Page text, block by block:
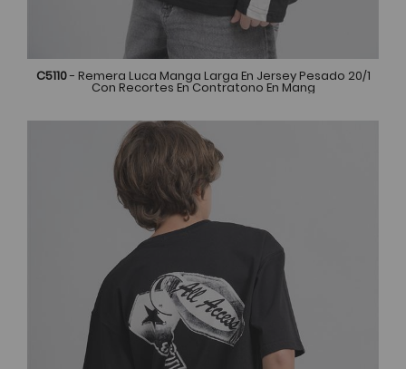
C5110- Remera Luca Manga Larga En Jersey Pesado 20/1
Con Recortes En Contratono En Mang